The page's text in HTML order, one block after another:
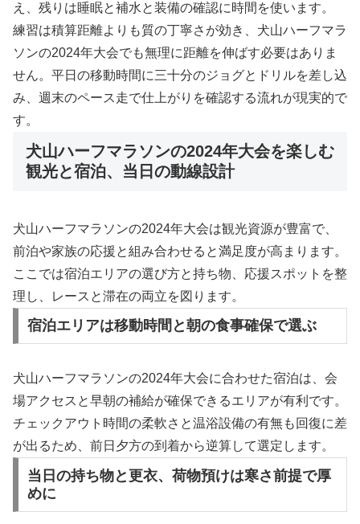
え、残りは睡眠と補水と装備の確認に時間を使います。
練習は積算距離よりも質の丁寧さが効き、犬山ハーフマラ
ソンの2024年大会でも無理に距離を伸ばす必要はありま
せん。平日の移動時間に三十分のジョグとドリルを差し込
み、週末のペース走で仕上がりを確認する流れが現実的で
す。
犬山ハーフマラソンの2024年大会を楽しむ
観光と宿泊、当日の動線設計
犬山ハーフマラソンの2024年大会は観光資源が豊富で、
前泊や家族の応援と組み合わせると満足度が高まります。
ここでは宿泊エリアの選び方と持ち物、応援スポットを整
理し、レースと滞在の両立を図ります。
宿泊エリアは移動時間と朝の食事確保で選ぶ
犬山ハーフマラソンの2024年大会に合わせた宿泊は、会
場アクセスと早朝の補給が確保できるエリアが有利です。
チェックアウト時間の柔軟さと温浴設備の有無も回復に差
が出るため、前日夕方の到着から逆算して選定します。
当日の持ち物と更衣、荷物預けは寒さ前提で厚
めに